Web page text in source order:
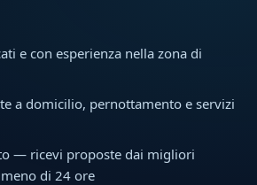
e con esperienza nella zona di
a domicilio, pernottamento e servizi
— ricevi proposte dai migliori
di 24 ore